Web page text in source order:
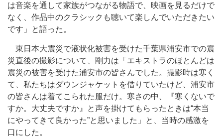
は音楽を通して家族がつながる物語で、映画を見るだけで
なく、作品中のクラシックも聴いて楽しんでいただきたい
です」と語った。
東日本大震災で液状化被害を受けた千葉県浦安市での震
災直後の撮影について、剛力は「エキストラのほとんどは
震災の被害を受けた浦安市の皆さんでした。撮影時は寒く
て、私たちはダウンジャケットを借りていたけど、浦安市
の皆さんは着てこられた服だけ。寒さの中、『寒くないで
すか。大丈夫ですか』と声を掛けてもらったときは“本当
にやってきて良かった”と思いました」と、当時の感激を
口にした。